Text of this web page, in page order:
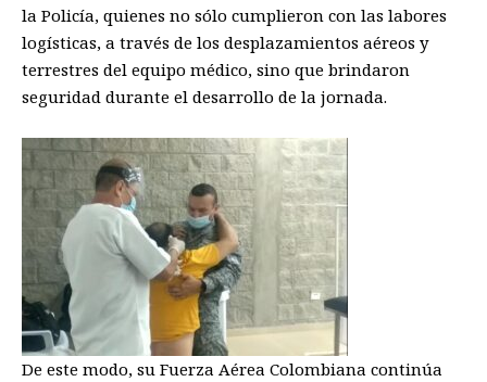
la Policía, quienes no sólo cumplieron con las labores
logísticas, a través de los desplazamientos aéreos y
terrestres del equipo médico, sino que brindaron
seguridad durante el desarrollo de la jornada.
De este modo, su Fuerza Aérea Colombiana continúa